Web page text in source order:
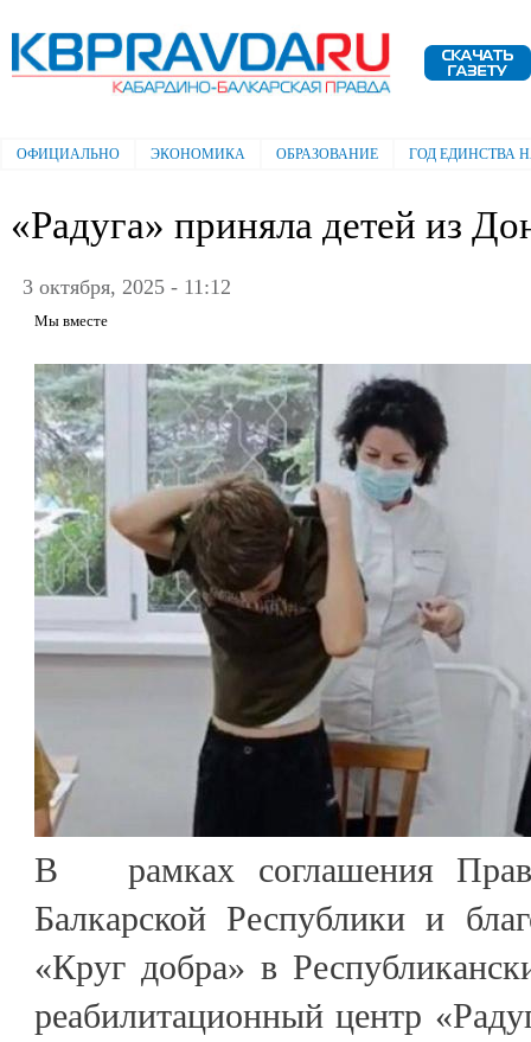
Электронная газета "Кабардино-
Балкарская правда"
Главное меню
ОФИЦИАЛЬНО ЭКОНОМИКА ОБРАЗОВАНИЕ ГОД ЕДИНСТВА
«Радуга» приняла детей из
3 октября, 2025 - 11:12
Мы вместе
В рамках соглашения
Балкарской Республики и
«Круг добра» в
реабилитационный центр